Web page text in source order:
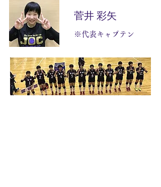
菅井 彩矢
※代表キャプテン